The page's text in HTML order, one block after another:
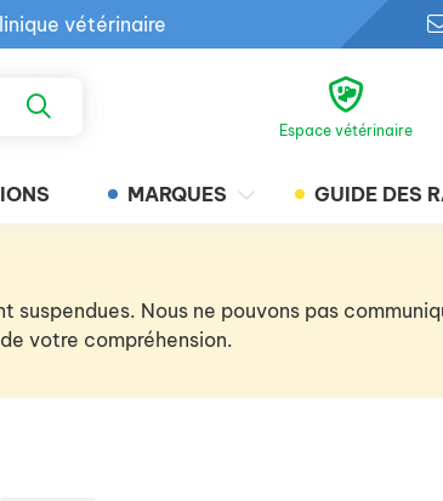
vétérinaire
en clinique
Espace vétérinaire
MARQUES GUIDE DES
Nous ne pouvons pas
votre compréhension.